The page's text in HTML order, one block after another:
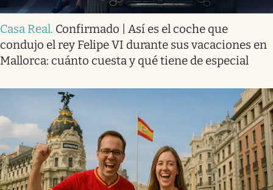
Casa Real. Confirmado | Así es el coche que
condujo el rey Felipe VI durante sus vacaciones en
Mallorca: cuánto cuesta y qué tiene de especial